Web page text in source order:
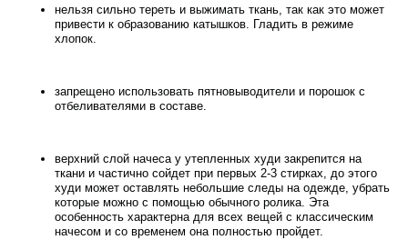
нельзя сильно тереть и выжимать ткань, так как это может
привести к образованию катышков. Гладить в режиме
хлопок.
запрещено использовать пятновыводители и порошок с
отбеливателями в составе.
верхний слой начеса у утепленных худи закрепится на
ткани и частично сойдет при первых 2-3 стирках, до этого
худи может оставлять небольшие следы на одежде, убрать
которые можно с помощью обычного ролика. Эта
особенность характерна для всех вещей с классическим
начесом и со временем она полностью пройдет.